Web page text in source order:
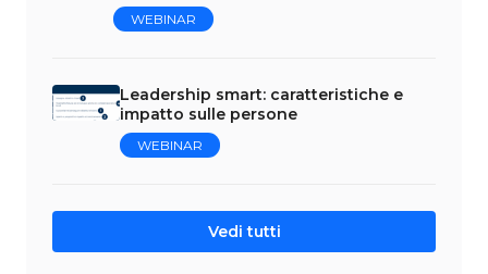
WEBINAR
Leadership smart: caratteristiche e
impatto sulle persone
WEBINAR
Vedi tutti